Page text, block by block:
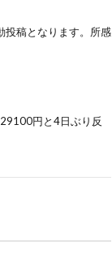
投稿となります。所感
円と4日ぶり反